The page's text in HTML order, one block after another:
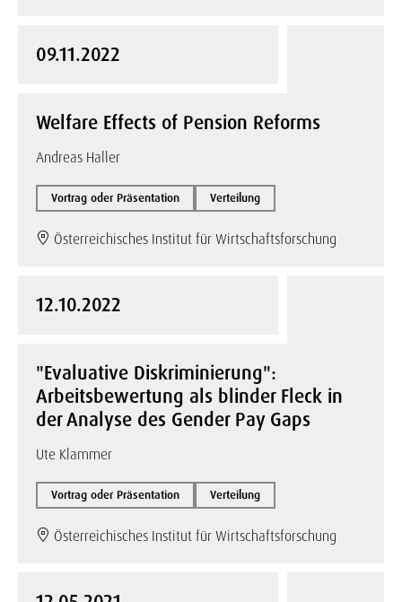
09.11.2022
Welfare Effects of Pension Reforms
Andreas Haller
Vortrag oder Präsentation Verteilung
Österreichisches Institut für Wirtschaftsforschung
12.10.2022
"Evaluative Diskriminierung":
Arbeitsbewertung als blinder Fleck in
der Analyse des Gender Pay Gaps
Ute Klammer
Vortrag oder Präsentation Verteilung
Österreichisches Institut für Wirtschaftsforschung